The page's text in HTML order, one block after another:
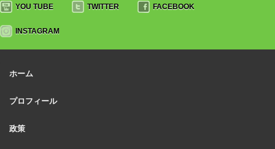
YOU TUBE TWITTER FACEBOOK
INSTAGRAM
ホーム
プロフィール
政策